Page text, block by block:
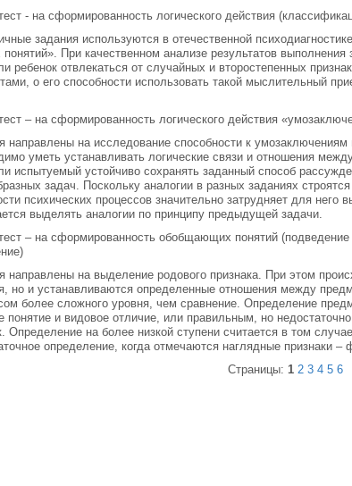
- на сформированность логического действия
задания используются в отечественной
При качественном анализе результатов выполнения
ребенок отвлекаться от случайных и второстепенных
о его способности использовать такой мыслительный
– на сформированность логического действия
направлены на исследование способности к
уметь устанавливать логические связи и отношения
испытуемый устойчиво сохранять заданный способ
задач. Поскольку аналогии в разных заданиях
психических процессов значительно затрудняет для
выделять аналогии по принципу предыдущей задачи.
– на сформированность обобщающих понятий
направлены на выделение родового признака. При этом
но и устанавливаются определенные отношения между
более сложного уровня, чем сравнение. Определение
понятие и видовое отличие, или правильным, но
Определение на более низкой ступени считается в том
определение, когда отмечаются наглядные признаки –
Страницы: 1 2 3 4 5 6